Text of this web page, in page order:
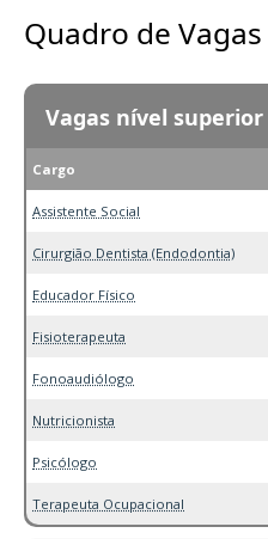
Quadro de Vagas
Vagas nível superior
Cargo
Assistente Social
Cirurgião Dentista (Endodontia)
Educador Físico
Fisioterapeuta
Fonoaudiólogo
Nutricionista
Psicólogo
Terapeuta Ocupacional